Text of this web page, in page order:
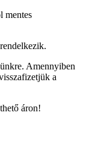
mentes
Amennyiben
a
áron!